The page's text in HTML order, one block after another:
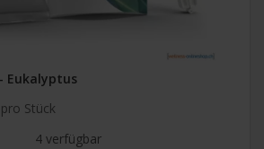
Eukalyptus
pro Stück
4 verfügbar